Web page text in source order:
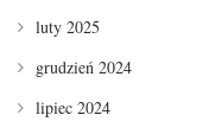
luty 2025
grudzień 2024
lipiec 2024